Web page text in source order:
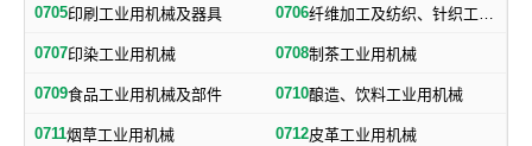
0705印刷工业用机械及器具 0706 纤维加工及纺织、针织工业用机械及部件
0707印染工业用机械 0708制茶工业用机械
0709食品工业用机械及部件 0710酿造、饮料工业用机械
0711烟草工业用机械 0712皮革工业用机械